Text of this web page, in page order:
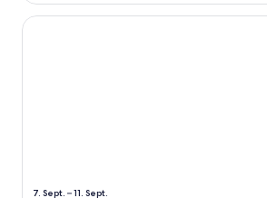
7. Sept. – 11. Sept.
4 Person Holiday Home in Ebeltoft-by